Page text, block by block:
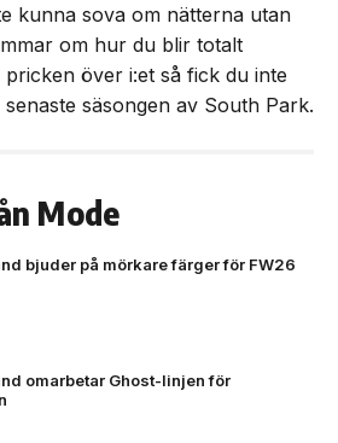
kunna sova om nätterna utan
om hur du blir totalt
över i:et så fick du inte
säsongen av South Park.
Mode
bjuder på mörkare färger för FW26
omarbetar Ghost-linjen för